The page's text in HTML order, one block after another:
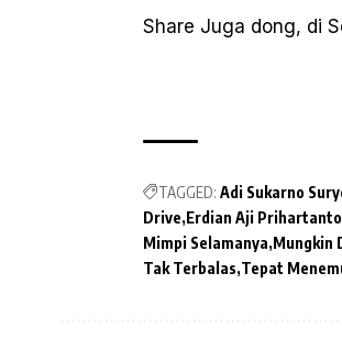
Share Juga dong, di
TAGGED: Adi Sukarno
Drive Erdian Aji Prihartanto
Mimpi Selamanya Mungkin
Tak Terbalas Tepat